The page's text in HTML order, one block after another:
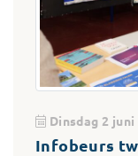
Dinsdag 2 juni
Infobeurs